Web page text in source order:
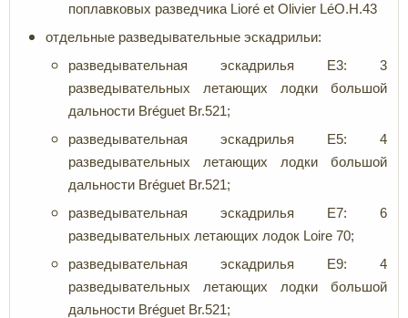
поплавковых разведчика Lioré et Olivier LéO.H.43
отдельные разведывательные эскадрильи:
разведывательная эскадрилья E3: 3
разведывательных летающих лодки большой
дальности Bréguet Br.521;
разведывательная эскадрилья E5: 4
разведывательных летающих лодки большой
дальности Bréguet Br.521;
разведывательная эскадрилья E7: 6
разведывательных летающих лодок Loire 70;
разведывательная эскадрилья E9: 4
разведывательных летающих лодки большой
дальности Bréguet Br.521;